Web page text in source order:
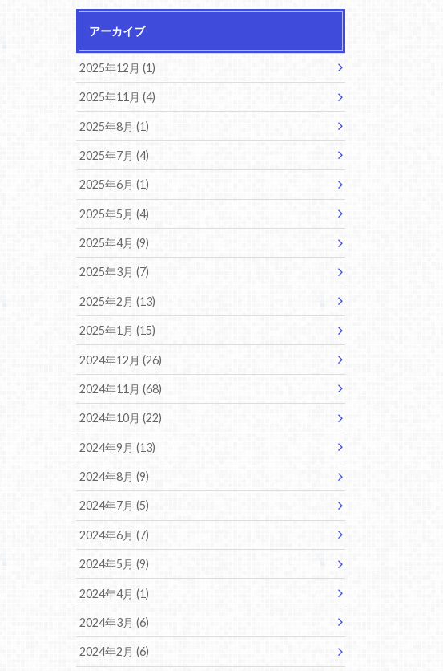
アーカイブ
2025年12月 (1)
2025年11月 (4)
2025年8月 (1)
2025年7月 (4)
2025年6月 (1)
2025年5月 (4)
2025年4月 (9)
2025年3月 (7)
2025年2月 (13)
2025年1月 (15)
2024年12月 (26)
2024年11月 (68)
2024年10月 (22)
2024年9月 (13)
2024年8月 (9)
2024年7月 (5)
2024年6月 (7)
2024年5月 (9)
2024年4月 (1)
2024年3月 (6)
2024年2月 (6)